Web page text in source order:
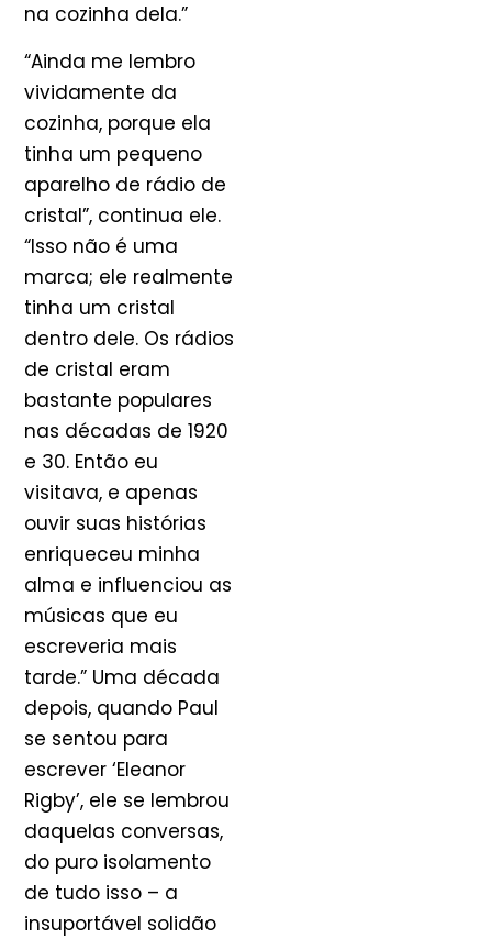
na cozinha dela.”
“Ainda me lembro
vividamente da
cozinha, porque ela
tinha um pequeno
aparelho de rádio de
cristal”, continua ele.
“Isso não é uma
marca; ele realmente
tinha um cristal
dentro dele. Os rádios
de cristal eram
bastante populares
nas décadas de 1920
e 30. Então eu
visitava, e apenas
ouvir suas histórias
enriqueceu minha
alma e influenciou as
músicas que eu
escreveria mais
tarde.” Uma década
depois, quando Paul
se sentou para
escrever ‘Eleanor
Rigby’, ele se lembrou
daquelas conversas,
do puro isolamento
de tudo isso – a
insuportável solidão